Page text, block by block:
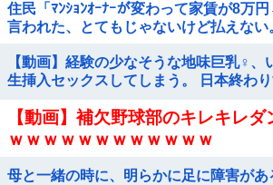
住民「ﾏﾝｼｮﾝｵｰﾅｰが変わって家賃が8万
言われた、とてもじゃないけど払えない
【動画】経験の少なそうな地味巨乳♀、
生挿入セックスしてしまう。 日本終わり
【動画】補欠野球部のキレキレ
ｗｗｗｗｗｗｗｗｗｗｗｗ
母と一緒の時に、明らかに足に障害があ